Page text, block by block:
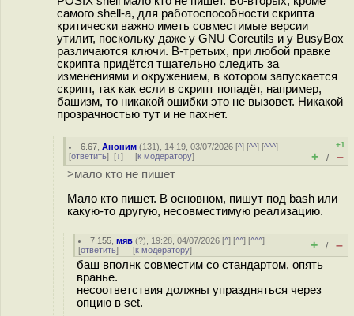
самого shell-а, для работоспособности скрипта
критически важно иметь совместимые версии
утилит, поскольку даже у GNU Coreutils и у BusyBox
различаются ключи. В-третьих, при любой правке
скрипта придётся тщательно следить за
изменениями и окружением, в котором запускается
скрипт, так как если в скрипт попадёт, например,
башизм, то никакой ошибки это не вызовет. Никакой
прозрачностью тут и не пахнет.
6.67 ,Аноним (131), 14:19, 03/07/2026 [^] [^^] [^^^]
[ответить] [↓] [к модератору]
+1
+ / –
>мало кто не пишет
Мало кто пишет. В основном, пишут под bash или
какую-то другую, несовместимую реализацию.
7.155 ,мяв (?), 19:28, 04/07/2026 [^] [^^] [^^^]
[ответить] [к модератору] + / –
баш вполнк совместим со стандартом, опять
вранье.
несоответствия должны упраздняться через
опцию в set.